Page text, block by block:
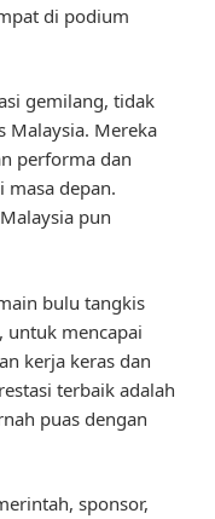
di podium
gemilang, tidak
Malaysia. Mereka
performa dan
depan.
pun
bulu tangkis
untuk mencapai
kerja keras dan
terbaik adalah
puas dengan
sponsor,